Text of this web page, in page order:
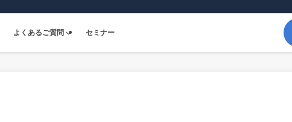
よくあるご質問 セミナー